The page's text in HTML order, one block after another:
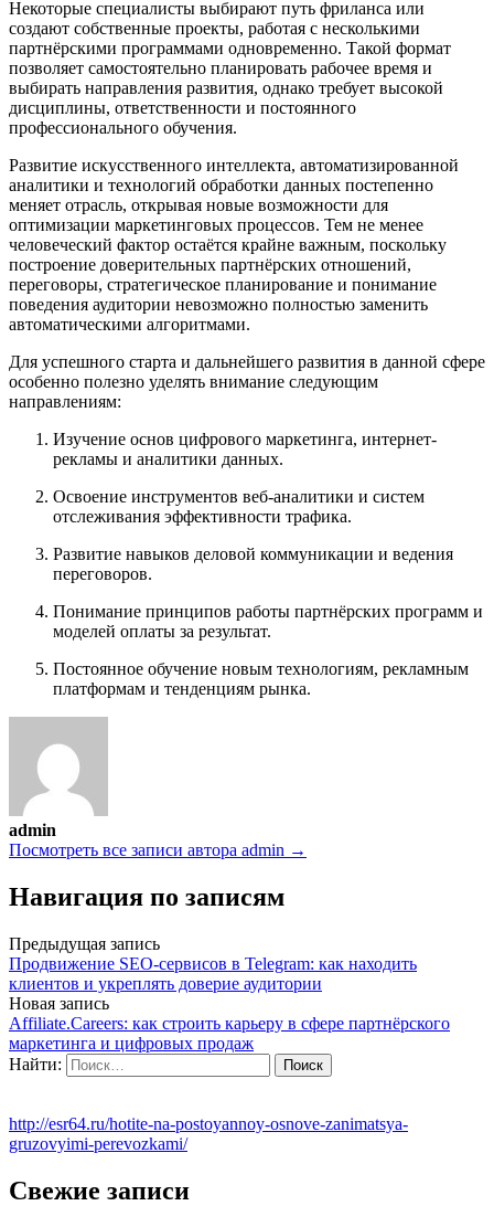
Некоторые специалисты выбирают путь фриланса или
создают собственные проекты, работая с несколькими
партнёрскими программами одновременно. Такой формат
позволяет самостоятельно планировать рабочее время и
выбирать направления развития, однако требует высокой
дисциплины, ответственности и постоянного
профессионального обучения.
Развитие искусственного интеллекта, автоматизированной
аналитики и технологий обработки данных постепенно
меняет отрасль, открывая новые возможности для
оптимизации маркетинговых процессов. Тем не менее
человеческий фактор остаётся крайне важным, поскольку
построение доверительных партнёрских отношений,
переговоры, стратегическое планирование и понимание
поведения аудитории невозможно полностью заменить
автоматическими алгоритмами.
Для успешного старта и дальнейшего развития в данной сфере
особенно полезно уделять внимание следующим
направлениям:
Изучение основ цифрового маркетинга, интернет-
рекламы и аналитики данных.
Освоение инструментов веб-аналитики и систем
отслеживания эффективности трафика.
Развитие навыков деловой коммуникации и ведения
переговоров.
Понимание принципов работы партнёрских программ и
моделей оплаты за результат.
Постоянное обучение новым технологиям, рекламным
платформам и тенденциям рынка.
admin
Посмотреть все записи автора admin →
Навигация по записям
Предыдущая запись
Продвижение SEO-сервисов в Telegram: как находить
клиентов и укреплять доверие аудитории
Новая запись
Affiliate.Careers: как строить карьеру в сфере партнёрского
маркетинга и цифровых продаж
Найти:
http://esr64.ru/hotite-na-postoyannoy-osnove-zanimatsya-
gruzovyimi-perevozkami/
Свежие записи